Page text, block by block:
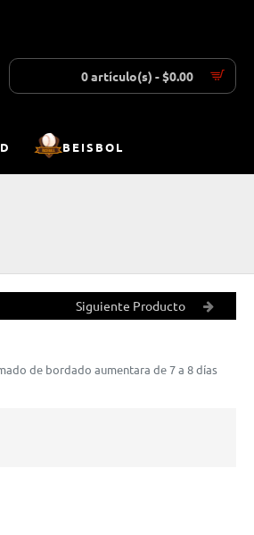
0 artículo(s) - $0.00
BEISBOL
Siguiente Producto
de bordado aumentara de 7 a 8 días